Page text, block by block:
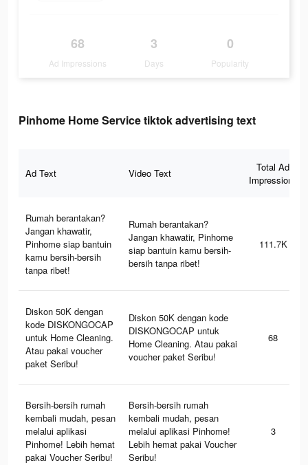
68
Ad Impressions
3
Days
0
Popularity
Pinhome Home Service tiktok advertising text
Ad Text Video Text
Total Ad
Impressions
Rumah berantakan?
Jangan khawatir,
Pinhome siap bantuin
kamu bersih-bersih
tanpa ribet!
Rumah berantakan?
Jangan khawatir, Pinhome
siap bantuin kamu bersih-
bersih tanpa ribet!
111.7K
Diskon 50K dengan
kode DISKONGOCAP
untuk Home Cleaning.
Atau pakai voucher
paket Seribu!
Diskon 50K dengan kode
DISKONGOCAP untuk
Home Cleaning. Atau pakai
voucher paket Seribu!
68
Bersih-bersih rumah
kembali mudah, pesan
melalui aplikasi
Pinhome! Lebih hemat
pakai Voucher Seribu!
Bersih-bersih rumah
kembali mudah, pesan
melalui aplikasi Pinhome!
Lebih hemat pakai Voucher
Seribu!
3